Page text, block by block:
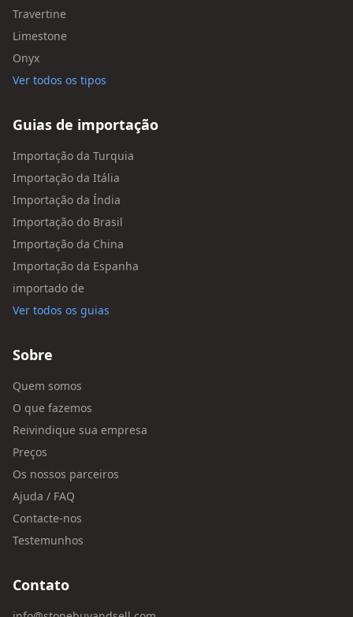
Travertine
Limestone
Onyx
Ver todos os tipos
Guias de importação
Importação da Turquia
Importação da Itália
Importação da Índia
Importação do Brasil
Importação da China
Importação da Espanha
importado de
Ver todos os guias
Sobre
Quem somos
O que fazemos
Reivindique sua empresa
Preços
Os nossos parceiros
Ajuda / FAQ
Contacte-nos
Testemunhos
Contato